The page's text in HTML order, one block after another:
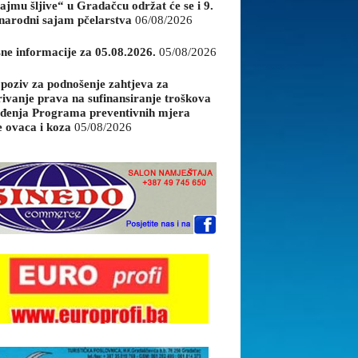
šljive“ u Gradačcu održat će se i 9.
sajam pčelarstva 06/08/2026
informacije za 05.08.2026. 05/08/2026
za podnošenje zahtjeva za
prava na sufinansiranje troškova
Programa preventivnih mjera
ovaca i koza 05/08/2026